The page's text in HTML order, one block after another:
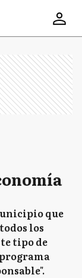
que
los
tipo de